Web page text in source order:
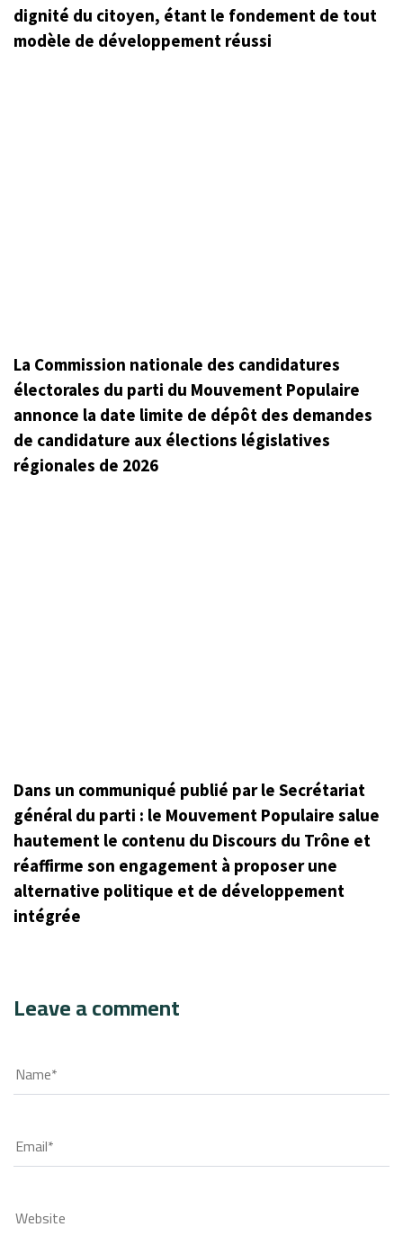
dignité du citoyen, étant le fondement de tout
modèle de développement réussi
La Commission nationale des candidatures
électorales du parti du Mouvement Populaire
annonce la date limite de dépôt des demandes
de candidature aux élections législatives
régionales de 2026
Dans un communiqué publié par le Secrétariat
général du parti : le Mouvement Populaire salue
hautement le contenu du Discours du Trône et
réaffirme son engagement à proposer une
alternative politique et de développement
intégrée
Leave a comment